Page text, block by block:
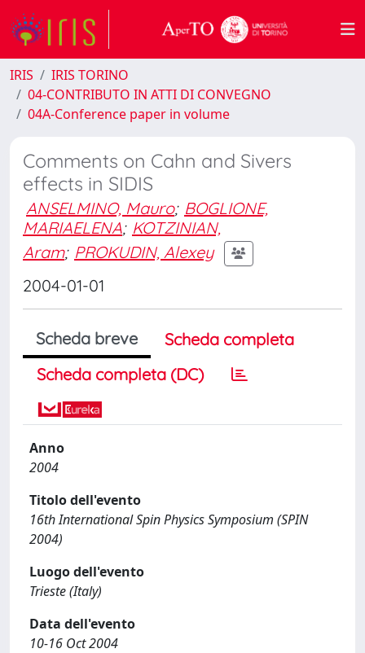
IRIS
IRIS TORINO
04-CONTRIBUTO IN ATTI DI CONVEGNO
04A-Conference paper in volume
Comments on Cahn and Sivers
effects in SIDIS
ANSELMINO, Mauro; BOGLIONE,
MARIAELENA; KOTZINIAN,
Aram; PROKUDIN, Alexey
2004-01-01
Scheda breve
Scheda completa
Scheda completa (DC)
Anno
2004
Titolo dell'evento
16th International Spin Physics Symposium (SPIN
2004)
Luogo dell'evento
Trieste (Italy)
Data dell'evento
10-16 Oct 2004